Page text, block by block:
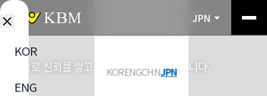
JPN
KORENGCHNJPN
KOR
ENG
기술로 신뢰를 쌓고, 소재로 산업을 연결합니다.